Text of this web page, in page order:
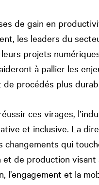
de gain en
les leaders du
projets
à pallier les
procédés plus
ces virages,
et inclusive. La
changements qui
de production visant
l’engagement et la